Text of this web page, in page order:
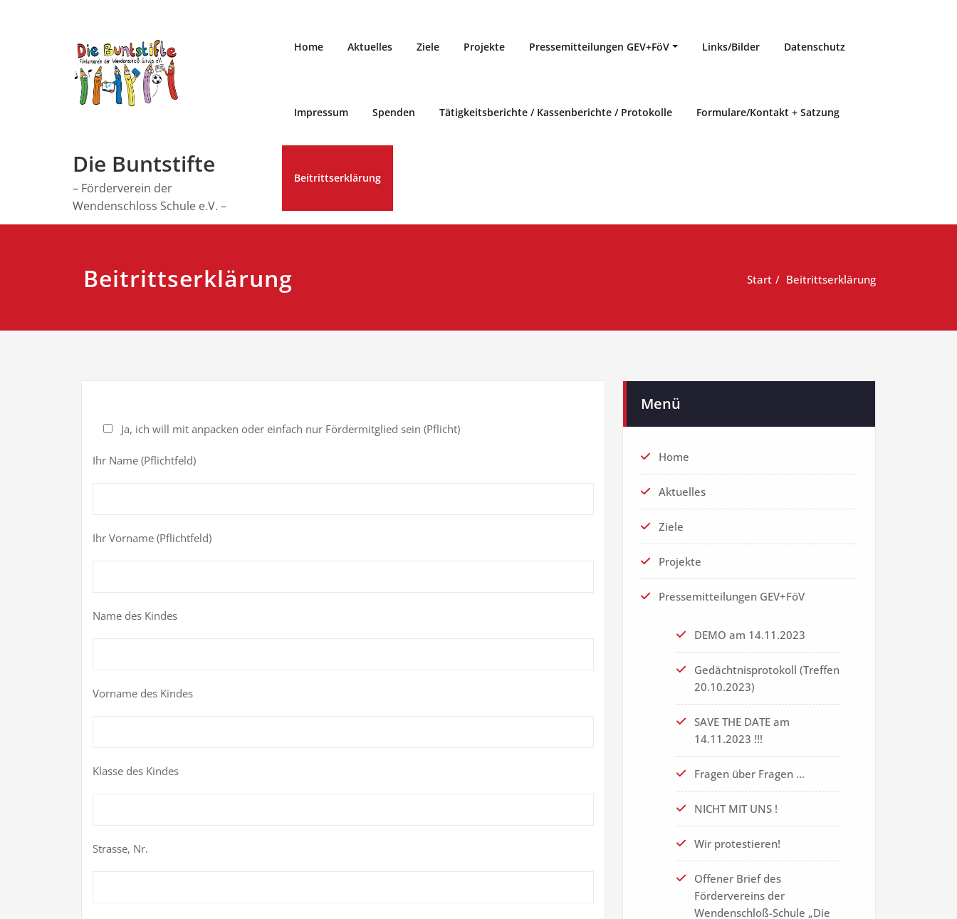
Die Buntstifte
– Förderverein der
Wendenschloss Schule e.V. –
Home Aktuelles Ziele Projekte Pressemitteilungen GEV+FöV Links/Bilder Datenschutz
Impressum Spenden Tätigkeitsberichte / Kassenberichte / Protokolle Formulare/Kontakt + Satzung
Beitrittserklärung
Beitrittserklärung Start Beitrittserklärung
Ja, ich will mit anpacken oder einfach nur Fördermitglied sein (Pflicht)
Ihr Name (Pflichtfeld)
Ihr Vorname (Pflichtfeld)
Name des Kindes
Vorname des Kindes
Klasse des Kindes
Strasse, Nr.
Menü
Home
Aktuelles
Ziele
Projekte
Pressemitteilungen GEV+FöV
DEMO am 14.11.2023
Gedächtnisprotokoll (Treffen
20.10.2023)
SAVE THE DATE am
14.11.2023 !!!
Fragen über Fragen …
NICHT MIT UNS !
Wir protestieren!
Offener Brief des
Fördervereins der
Wendenschloß-Schule „Die